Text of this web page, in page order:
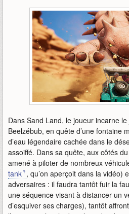
Dans Sand Land, le joueur incarne
Beelzébub, en quête d’une fontaine
d’eau légendaire cachée dans le
assoiffé. Dans sa quête, aux côtés
amené à piloter de nombreux
tank , qu’on aperçoit dans la vidéo)
adversaires : il faudra tantôt fuir la
une séquence visant à distancer un
d’esquiver ses charges), tantôt